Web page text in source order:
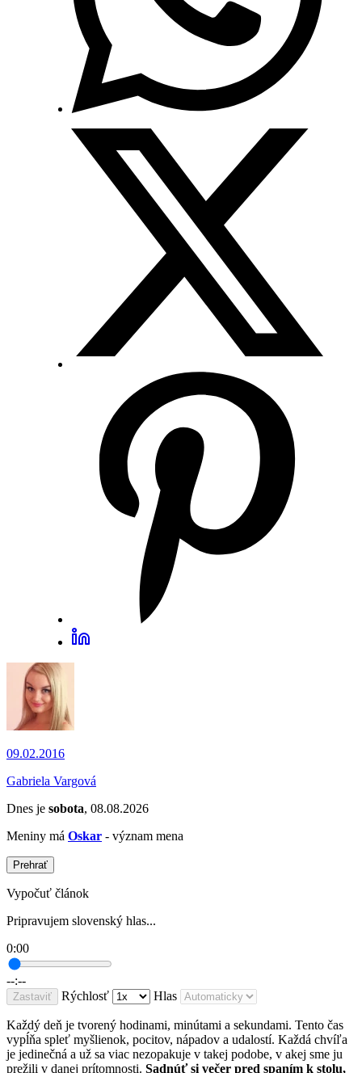
09.02.2016
Gabriela Vargová
Dnes je sobota, 08.08.2026
Meniny má Oskar - význam mena
Prehrať
Vypočuť článok
Pripravujem slovenský hlas...
0:00
--:--
Zastaviť Rýchlosť Hlas
Každý deň je tvorený hodinami, minútami a sekundami. Tento čas
vypĺňa spleť myšlienok, pocitov, nápadov a udalostí. Každá chvíľa
je jedinečná a už sa viac nezopakuje v takej podobe, v akej sme ju
prežili v danej prítomnosti. Sadnúť si večer pred spaním k stolu,